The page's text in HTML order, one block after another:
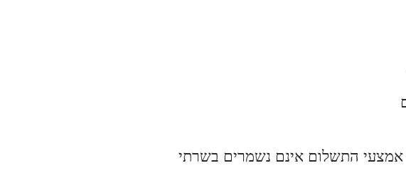
התשלום אינם נשמרים בשרתי